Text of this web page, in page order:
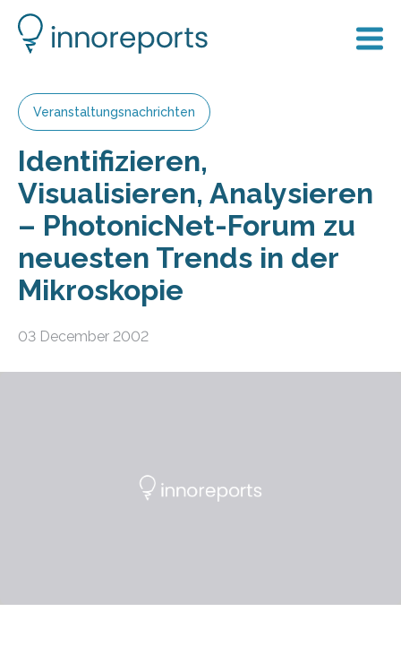
Veranstaltungsnachrichten
Identifizieren,
Visualisieren, Analysieren
– PhotonicNet-Forum zu
neuesten Trends in der
Mikroskopie
03 December 2002